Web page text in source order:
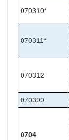
070310*
070311*
070312
070399
0704